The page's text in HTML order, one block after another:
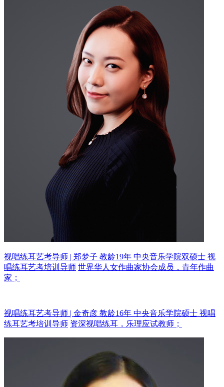
视唱练耳艺考导师 | 郑梦子 教龄19年 中央音乐学院双硕士 视
唱练耳艺考培训导师 世界华人女作曲家协会成员，青年作曲
家；
视唱练耳艺考导师 | 金奇彦 教龄16年 中央音乐学院硕士 视唱
练耳艺考培训导师 资深视唱练耳，乐理应试教师；